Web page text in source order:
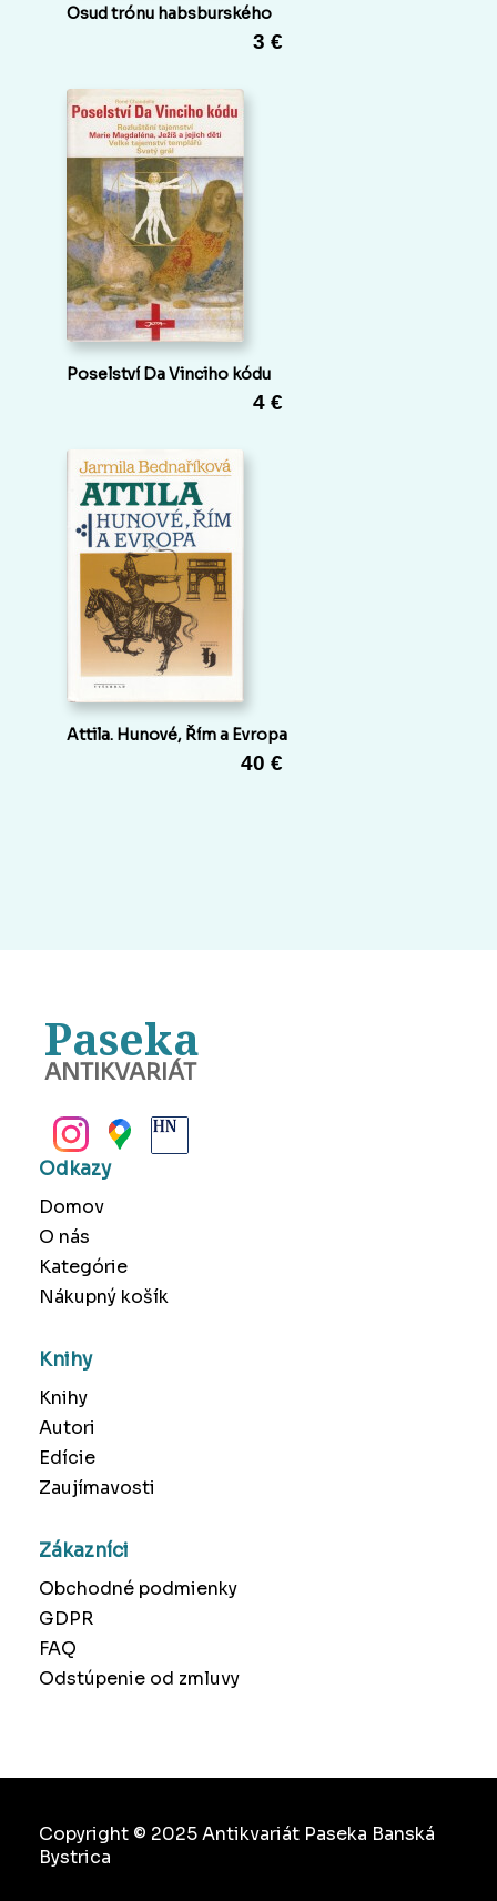
Osud trónu habsburského
3 €
Poselství Da Vinciho kódu
4 €
Attila. Hunové, Řím a Evropa
40 €
Paseka
ANTIKVARIÁT
Odkazy
Domov
O nás
Kategórie
Nákupný košík
Knihy
Knihy
Autori
Edície
Zaujímavosti
Zákazníci
Obchodné podmienky
GDPR
FAQ
Odstúpenie od zmluvy
Copyright © 2025 Antikvariát Paseka Banská
Bystrica